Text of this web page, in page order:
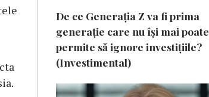
De ce Generația Z va fi prima
generație care nu își mai poate
permite să ignore investițiile?
(Investimental)